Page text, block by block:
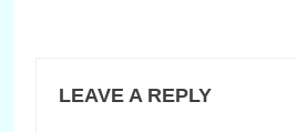
LEAVE A REPLY